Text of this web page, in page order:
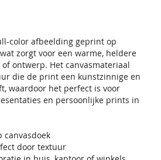
color afbeelding geprint op
zorgt voor een warme, heldere
ontwerp. Het canvasmateriaal
die de print een kunstzinnige en
waardoor het perfect is voor
en persoonlijke prints in
canvasdoek
door textuur